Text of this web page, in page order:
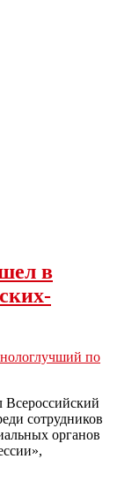
в
лучший по
Всероссийский
сотрудников
органов